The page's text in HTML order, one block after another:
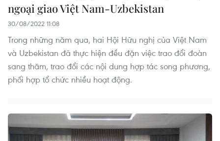
ngoại giao Việt Nam-Uzbekistan
30/08/2022 11:08
Trong những năm qua, hai Hội Hữu nghị của Việt Nam
và Uzbekistan đã thực hiện đều đặn việc trao đổi đoàn
sang thăm, trao đổi các nội dung hợp tác song phương,
phối hợp tổ chức nhiều hoạt động.